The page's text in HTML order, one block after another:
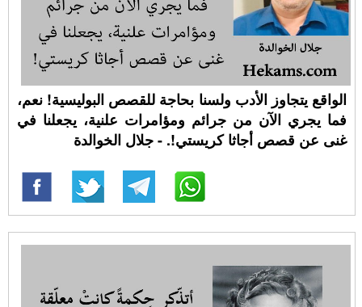
الواقع يتجاوز الأدب ولسنا بحاجة للقصص البوليسية! نعم،
فما يجري الآن من جرائم ومؤامرات علنية، يجعلنا في
غنى عن قصص أجاثا كريستي!. - جلال الخوالدة